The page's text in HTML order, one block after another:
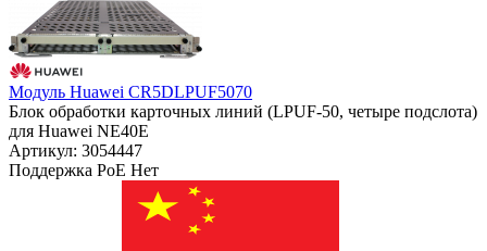
Модуль Huawei CR5DLPUF5070
Блок обработки карточных линий (LPUF-50, четыре подслота)
для Huawei NE40E
Артикул: 3054447
Поддержка PoE Нет